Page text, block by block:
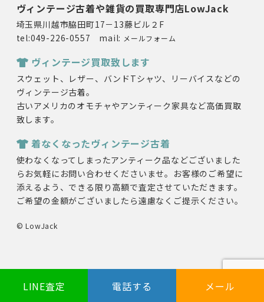
ヴィンテージ古着や雑貨の買取専門店LowJack
埼玉県川越市脇田町17－13藤ビル２F
tel:049-226-0557 mail: メールフォーム
ヴィンテージ買取致します
スウェット、レザー、バンドTシャツ、リーバイスなどの
ヴィンテージ古着。
古いアメリカのオモチャやアンティーク家具など高価買取
致します。
着なくなったヴィンテージ古着
使わなくなってしまったアンティーク品などございました
らお気軽にお問い合わせくださいませ。お客様のご希望に
添えるよう、できる限り高額で査定させていただきます。
ご希望の金額がございましたら遠慮なくご提示ください。
© LowJack
LINE査定 電話する メール